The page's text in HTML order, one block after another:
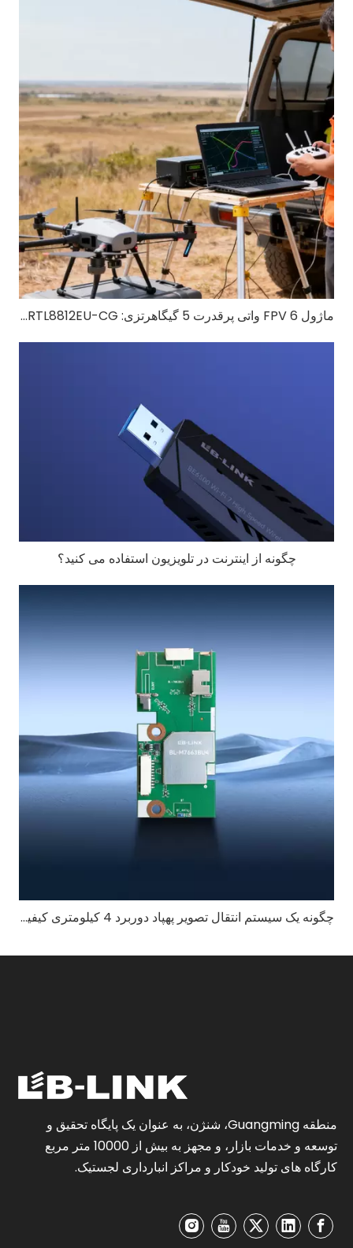
ماژول FPV 6 واتی پرقدرت 5 گیگاهرتزی: RTL8812EU-CG برای FPV پهپادهای دوربرد
چگونه از اینترنت در تلویزیون استفاده می کنید؟
چگونه یک سیستم انتقال تصویر پهپاد دوربرد 4 کیلومتری کیفیت ویدیوی پایدار را تضمین می کند؟
منطقه Guangming، شنژن، به عنوان یک پایگاه تحقیق و
توسعه و خدمات بازار، و مجهز به بیش از 10000 متر مربع
کارگاه های تولید خودکار و مراکز انبارداری لجستیک.